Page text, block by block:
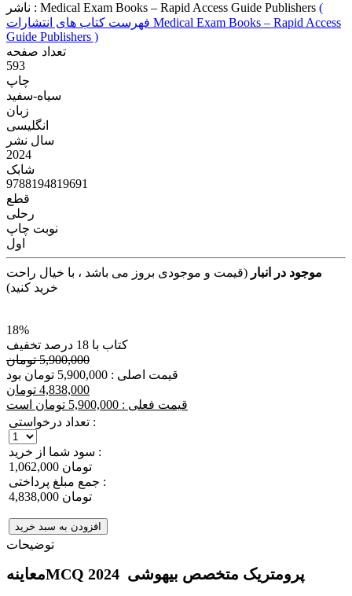
ناشر : Medical Exam Books – Rapid Access Guide Publishers (
فهرست کتاب های انتشارات Medical Exam Books – Rapid Access
Guide Publishers )
تعداد صفحه
593
چاپ
سیاه-سفید
زبان
انگلیسی
سال نشر
2024
شابک
9788194819691
قطع
رحلی
نوبت چاپ
اول
موجود در انبار (قیمت و موجودی بروز می باشد ، با خیال راحت
خرید کنید)
18%
کتاب با 18 درصد تخفیف
5,900,000 تومان
قیمت اصلی : 5,900,000 تومان بود
4,838,000 تومان
قیمت فعلی : 5,900,000 تومان است
تعداد درخواستی :
سود شما از خرید :
1,062,000 تومان
جمع مبلغ پرداختی :
4,838,000 تومان
افزودن به سبد خرید
توضیحات
معاینهMCQ پرومتریک متخصص بیهوشی 2024